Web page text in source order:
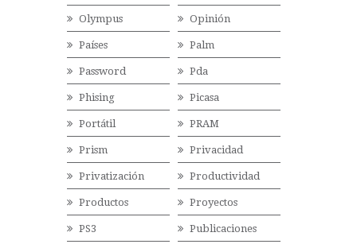
Olympus Opinión
Países Palm
Password Pda
Phising Picasa
Portátil PRAM
Prism Privacidad
Privatización Productividad
Productos Proyectos
PS3 Publicaciones